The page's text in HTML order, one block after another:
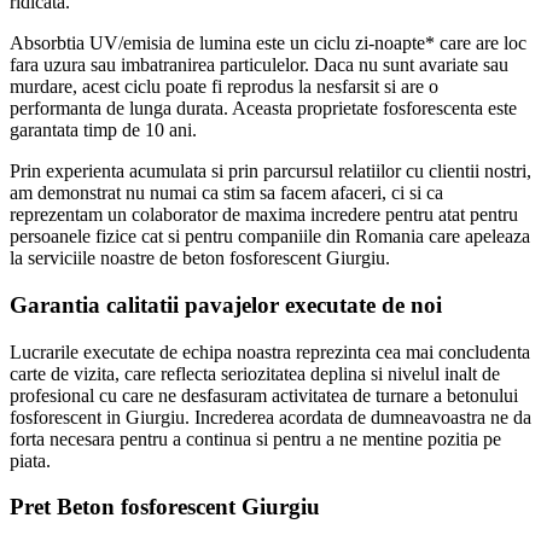
Absorbtia UV/emisia de lumina este un ciclu zi-noapte* care are loc
fara uzura sau imbatranirea particulelor. Daca nu sunt avariate sau
murdare, acest ciclu poate fi reprodus la nesfarsit si are o
performanta de lunga durata. Aceasta proprietate fosforescenta este
garantata timp de 10 ani.
Prin experienta acumulata si prin parcursul relatiilor cu clientii nostri,
am demonstrat nu numai ca stim sa facem afaceri, ci si ca
reprezentam un colaborator de maxima incredere pentru atat pentru
persoanele fizice cat si pentru companiile din Romania care apeleaza
la serviciile noastre de beton fosforescent Giurgiu.
Garantia calitatii pavajelor executate de noi
Lucrarile executate de echipa noastra reprezinta cea mai concludenta
carte de vizita, care reflecta seriozitatea deplina si nivelul inalt de
profesional cu care ne desfasuram activitatea de turnare a betonului
fosforescent in Giurgiu. Increderea acordata de dumneavoastra ne da
forta necesara pentru a continua si pentru a ne mentine pozitia pe
piata.
Pret Beton fosforescent Giurgiu